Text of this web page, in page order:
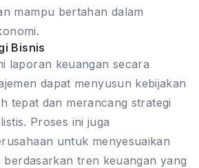
mampu bertahan dalam
Bisnis
laporan keuangan secara
dapat menyusun kebijakan
tepat dan merancang strategi
Proses ini juga
untuk menyesuaikan
berdasarkan tren keuangan yang